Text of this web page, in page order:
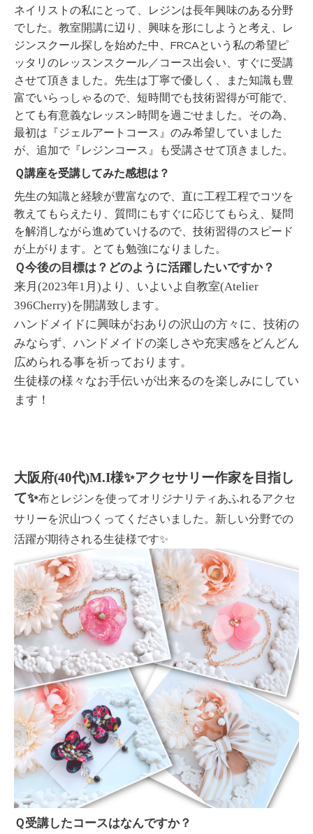
ネイリストの私にとって、レジンは長年興味のある分野
でした。教室開講に辺り、興味を形にしようと考え、レ
ジンスクール探しを始めた中、FRCAという私の希望ピ
ッタリのレッスンスクール／コース出会い、すぐに受講
させて頂きました。先生は丁寧で優しく、また知識も豊
富でいらっしゃるので、短時間でも技術習得が可能で、
とても有意義なレッスン時間を過ごせました。その為、
最初は『ジェルアートコース』のみ希望していました
が、追加で『レジンコース』も受講させて頂きました。
Ｑ講座を受講してみた感想は？
先生の知識と経験が豊富なので、 直に工程工程でコツを
教えてもらえたり、 質問にもすぐに応じてもらえ、 疑問
を解消しながら進めていけるので、 技術習得のスピード
が上がります。とても勉強になりました。
Ｑ今後の目標は？どのように活躍したいですか？
来月(2023年1月)より、いよいよ自教室(Atelier
396Cherry)を開講致します。
ハンドメイドに興味がおありの沢山の方々に、技術の
みならず、ハンドメイドの楽しさや充実感をどんどん
広められる事を祈っております。
生徒様の様々なお手伝いが出来るのを楽しみにしてい
ます！
大阪府(40代)M.I様✨アクセサリー作家を目指し
て✨布とレジンを使ってオリジナリティあふれるアクセ
サリーを沢山つくってくださいました。新しい分野での
活躍が期待される生徒様です✨
Ｑ受講したコースはなんですか？